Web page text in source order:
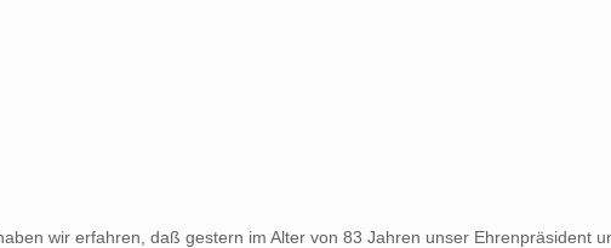
wir erfahren, daß gestern im Alter von 83 Jahren unser Ehrenpräsident